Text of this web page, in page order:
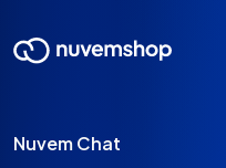
Nuvem Chat